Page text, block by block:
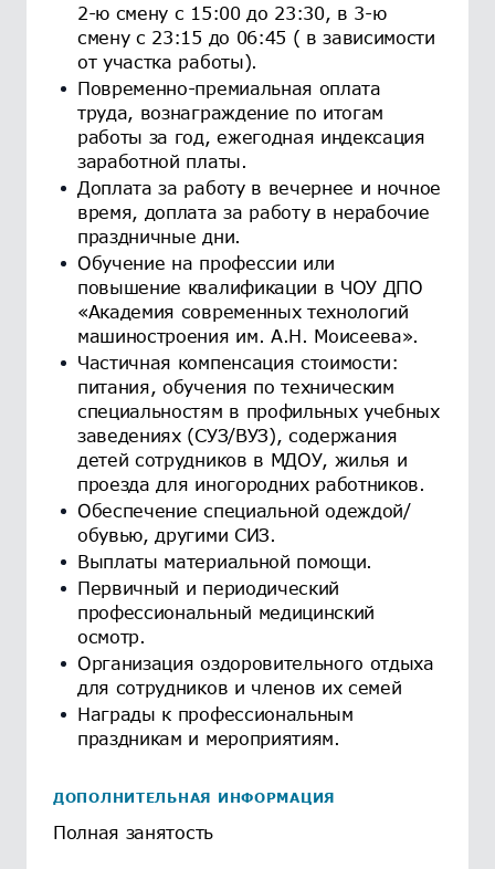
2-ю смену с 15:00 до 23:30, в 3-ю
смену с 23:15 до 06:45 ( в зависимости
от участка работы).
Повременно-премиальная оплата
труда, вознаграждение по итогам
работы за год, ежегодная индексация
заработной платы.
Доплата за работу в вечернее и ночное
время, доплата за работу в нерабочие
праздничные дни.
Обучение на профессии или
повышение квалификации в ЧОУ ДПО
«Академия современных технологий
машиностроения им. А.Н. Моисеева».
Частичная компенсация стоимости:
питания, обучения по техническим
специальностям в профильных учебных
заведениях (СУЗ/ВУЗ), содержания
детей сотрудников в МДОУ, жилья и
проезда для иногородних работников.
Обеспечение специальной одеждой/
обувью, другими СИЗ.
Выплаты материальной помощи.
Первичный и периодический
профессиональный медицинский
осмотр.
Организация оздоровительного отдыха
для сотрудников и членов их семей
Награды к профессиональным
праздникам и мероприятиям.
ДОПОЛНИТЕЛЬНАЯ ИНФОРМАЦИЯ
Полная занятость